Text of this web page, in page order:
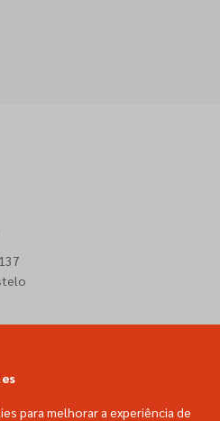
para melhorar a experiência de